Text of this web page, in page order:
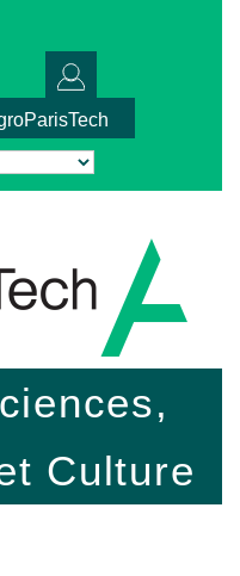
Translate
Culture